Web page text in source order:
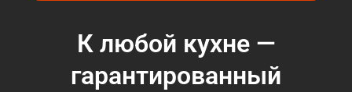
К любой кухне —
гарантированный